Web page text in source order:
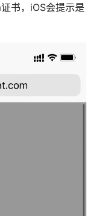
书，iOS会提示是